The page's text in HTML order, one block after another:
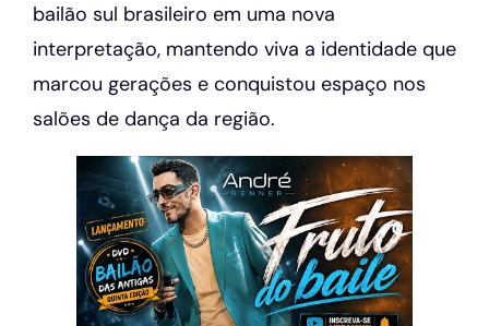
bailão sul brasileiro em uma nova
interpretação, mantendo viva a identidade que
marcou gerações e conquistou espaço nos
salões de dança da região.